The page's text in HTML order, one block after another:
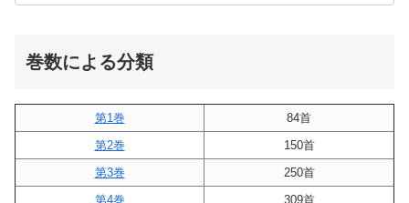
巻数による分類
第1巻
84首
第2巻
150首
第3巻
250首
第4巻
309首